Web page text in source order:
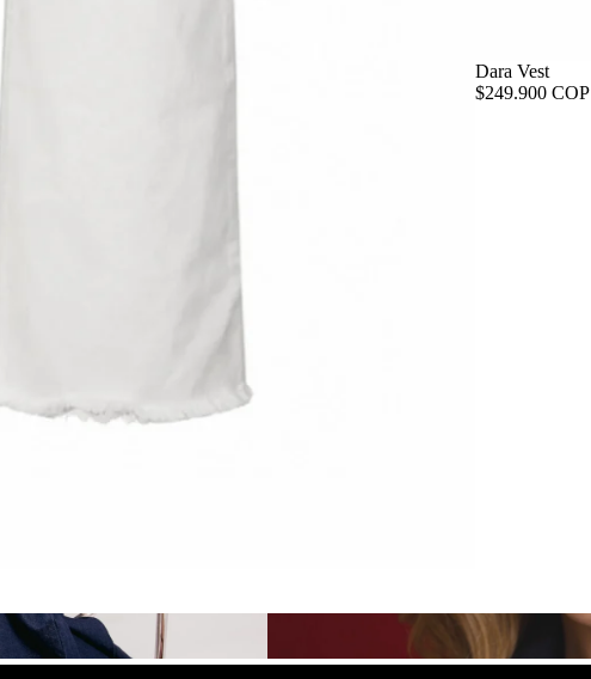
Dara Vest
$249.900 COP